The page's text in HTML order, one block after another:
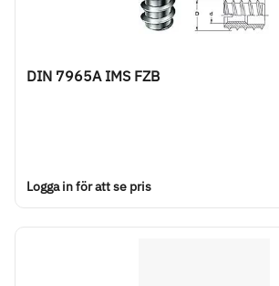
DIN 7965A IMS FZB
Logga in för att se pris